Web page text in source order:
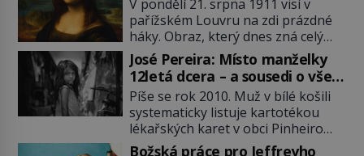
na 19 vraždách, vydírání a lichvy. A
samozřejmě, krom toho je ještě
drogový dealer, který neváhá
odstranit z cesty všechny práskače,
zatímco […]
V pondělí 21. srpna 1911 visí v
pařížském Louvru na zdi prázdné
háky. Obraz, který dnes zná celý
svět, je pryč. Zpočátku si nikdo
nemyslí, že jde o krádež.
Zaměstnanci jsou přesvědčeni, že
Mona Lisa je jen v restaurátorské
dílně nebo u fotografa. Když se
ukáže pravda, propukne jeden z
největších honů na zloděje v […]
José Pereira: Místo manželky
12letá dcera – a sousedi o všem
vědí!
Píše se rok 2010. Muž v bílé košili
systematicky listuje kartotékou
lékařských karet v obci Pinheiro
ležící asi 20 kilometrů od farmy s
Božská práce pro Jeffreyho